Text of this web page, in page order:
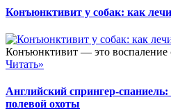
Конъюнктивит у собак: как
Конъюнктивит — это воспаление
Читать»
Английский спрингер-
полевой охоты